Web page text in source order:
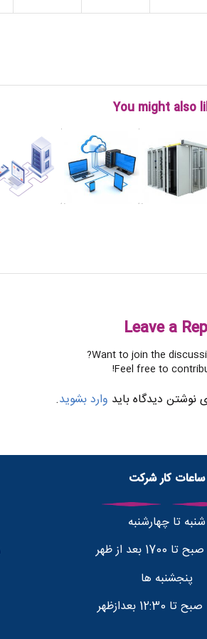
You might also
Leave a
Want to join the
Feel free to
نوشتن دیدگاه باید وارد بشوید.
ساعات کار شرکت
شنبه تا چهارشنبه
پنجشنبه ها